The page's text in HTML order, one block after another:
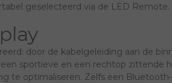
geselecteerd via de LED
door de kabelgeleiding aan de
sportieve en een rechtop zittende
te optimaliseren. Zelfs een